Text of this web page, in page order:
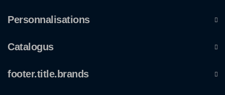
Personnalisations
Catalogus
footer.title.brands